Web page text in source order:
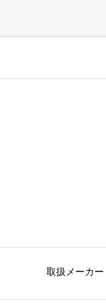
取扱メーカー